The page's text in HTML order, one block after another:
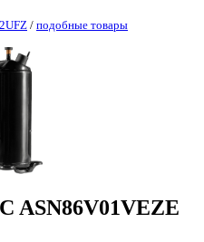
/ подобные товары
ASN86V01VEZE